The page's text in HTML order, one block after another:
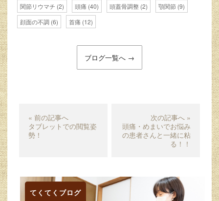
関節リウマチ (2) 頭痛 (40) 頭蓋骨調整 (2) 顎関節 (9)
顔面の不調 (6) 首痛 (12)
ブログ一覧へ →
« 前の記事へ
タブレットでの閲覧姿
勢！
次の記事へ »
頭痛・めまいでお悩み
の患者さんと一緒に粘
る！！
てくてくブログ